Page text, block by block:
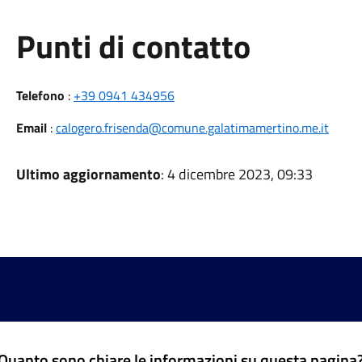
Punti di contatto
Telefono : +39 0941 434956
Email:calogero.frisenda@comune.galatimamertino.me.it
Ultimo aggiornamento: 4 dicembre 2023, 09:33